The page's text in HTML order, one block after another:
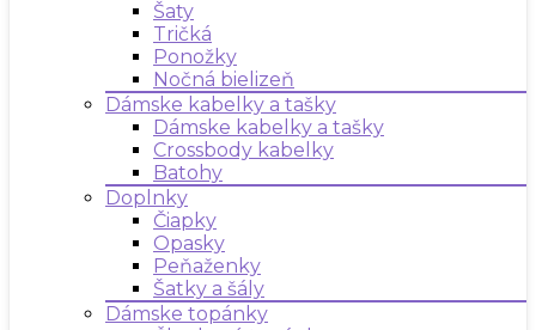
Šaty
Tričká
Ponožky
Nočná bielizeň
Dámske kabelky a tašky
Dámske kabelky a tašky
Crossbody kabelky
Batohy
Doplnky
Čiapky
Opasky
Peňaženky
Šatky a šály
Dámske topánky